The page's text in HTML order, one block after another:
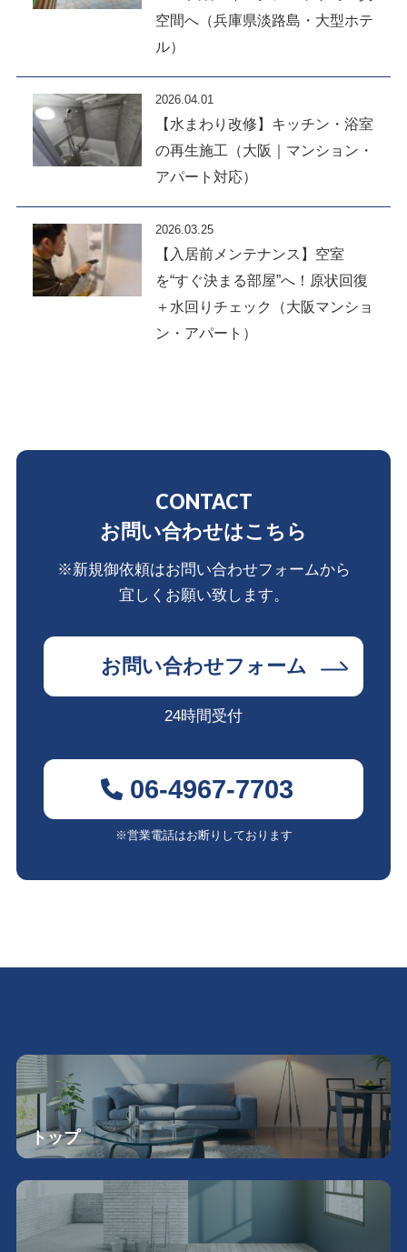
空間へ（兵庫県淡路島・大型ホテ
ル）
2026.04.01
【水まわり改修】キッチン・浴室
の再生施工（大阪｜マンション・
アパート対応）
2026.03.25
【入居前メンテナンス】空室
を“すぐ決まる部屋”へ！原状回復
＋水回りチェック（大阪マンショ
ン・アパート）
CONTACT
お問い合わせはこちら
※新規御依頼はお問い合わせフォームから
宜しくお願い致します。
お問い合わせフォーム
24時間受付
06-4967-7703
※営業電話はお断りしております
トップ